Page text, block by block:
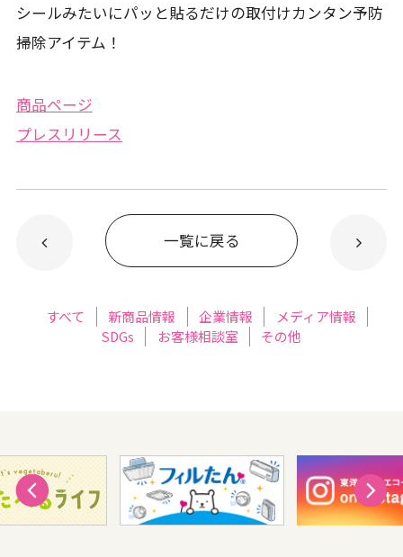
シールみたいにパッと貼るだけの取付けカンタン予防
掃除アイテム！
商品ページ
プレスリリース
一覧に戻る
すべて 新商品情報 企業情報
メディア情報
SDGs
お客様相談室 その他